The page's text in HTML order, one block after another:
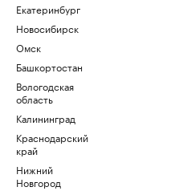
Екатеринбург
Новосибирск
Омск
Башкортостан
Вологодская
область
Калининград
Краснодарский
край
Нижний
Новгород